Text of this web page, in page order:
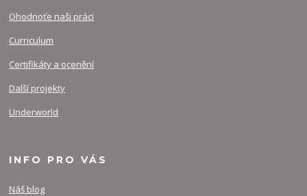
Ohodnoťe naši práci
Curriculum
Certifikáty a ocenění
Další projekty
Underworld
INFO PRO VÁS
Náš blog